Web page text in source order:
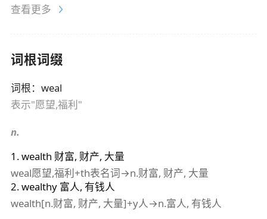
查看更多
词根词缀
词根： weal
表示"愿望,福利"
n.
1 .wealth 财富, 财产, 大量
weal愿望,福利+th表名词→n.财富, 财产, 大量
2.wealthy 富人, 有钱人
wealth[n.财富, 财产, 大量]+y人→n.富人, 有钱人